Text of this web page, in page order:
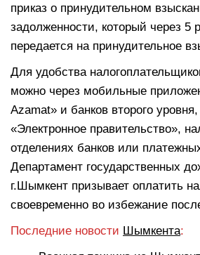
приказ о принудительном
задолженности, который через 5
передается на принудительное
Для удобства
можно через мобильные
Azamat» и банков второго
«Электронное правительство»,
отделениях банков или
Департамент государственных
г.Шымкент призывает оплатить
своевременно во избежание
Последние новости Шымкента: